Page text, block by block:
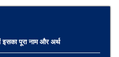
पूरा नाम और अर्थ